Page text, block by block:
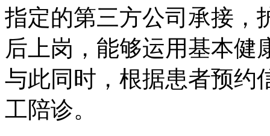
指定的第三方公司承接，
后上岗，能够运用基本健
与此同时，根据患者预约
工陪诊。